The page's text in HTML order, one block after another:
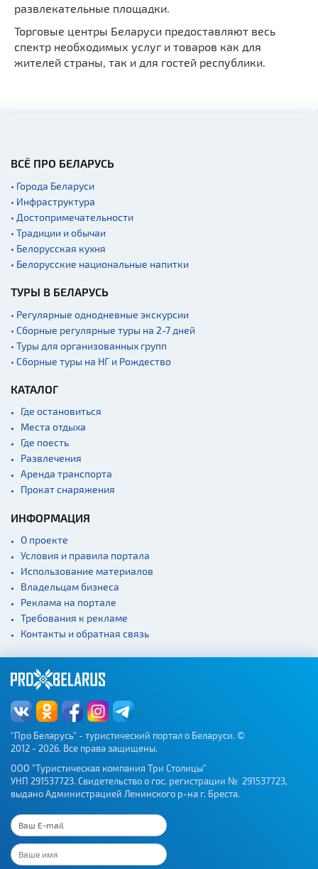
развлекательные площадки.
Торговые центры Беларуси предоставляют весь
спектр необходимых услуг и товаров как для
жителей страны, так и для гостей республики.
ВСЁ ПРО БЕЛАРУСЬ
• Города Беларуси
• Инфраструктура
• Достопримечательности
• Традиции и обычаи
• Белорусская кухня
• Белорусские национальные напитки
ТУРЫ В БЕЛАРУСЬ
• Регулярные однодневные экскурсии
• Сборные регулярные туры на 2-7 дней
• Туры для организованных групп
• Сборные туры на НГ и Рождество
КАТАЛОГ
Где остановиться
Места отдыха
Где поесть
Развлечения
Аренда транспорта
Прокат снаряжения
ИНФОРМАЦИЯ
О проекте
Условия и правила портала
Использование материалов
Владельцам бизнеса
Реклама на портале
Требования к рекламе
Контакты и обратная связь
"Про Беларусь" - туристический портал о Беларуси. ©
2012 - 2026. Все права защищены.
ООО "Туристическая компания Три Столицы"
УНП 291537723. Свидетельство о гос. регистрации № 291537723,
выдано Администрацией Ленинского р-на г. Бреста.